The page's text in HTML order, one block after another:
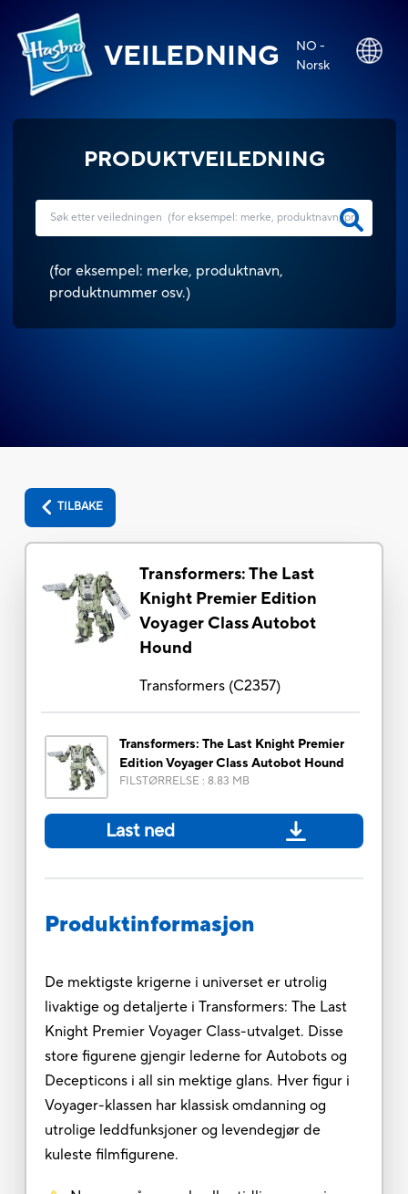
VEILEDNING
NO -
Norsk
PRODUKTVEILEDNING
(for eksempel: merke, produktnavn,
produktnummer osv.)
TILBAKE
Transformers: The Last
Knight Premier Edition
Voyager Class Autobot
Hound
Transformers(C2357)
Transformers: The Last Knight Premier
Edition Voyager Class Autobot Hound
FILSTØRRELSE : 8.83 MB
Last ned
Produktinformasjon
De mektigste krigerne i universet er utrolig
livaktige og detaljerte i Transformers: The Last
Knight Premier Voyager Class-utvalget. Disse
store figurene gjengir lederne for Autobots og
Decepticons i all sin mektige glans. Hver figur i
Voyager-klassen har klassisk omdanning og
utrolige leddfunksjoner og levendegjør de
kuleste filmfigurene.